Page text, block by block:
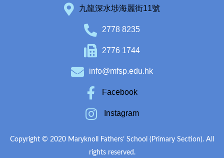
九龍深水埗海麗街11號
2778 8235
2776 1744
info@mfsp.edu.hk
Facebook
Instagram
Copyright © 2020 Maryknoll Fathers’ School (Primary Section). All
rights reserved.